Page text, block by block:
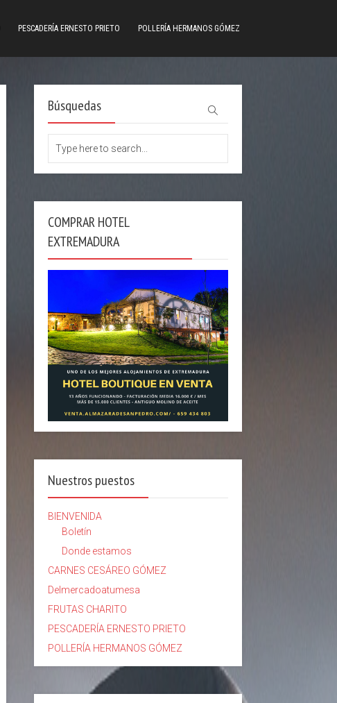
PESCADERÍA ERNESTO PRIETO POLLERÍA HERMANOS GÓMEZ
Búsquedas
COMPRAR HOTEL
EXTREMADURA
Nuestros puestos
BIENVENIDA
Boletín
Donde estamos
CARNES CESÁREO GÓMEZ
Delmercadoatumesa
FRUTAS CHARITO
PESCADERÍA ERNESTO PRIETO
POLLERÍA HERMANOS GÓMEZ